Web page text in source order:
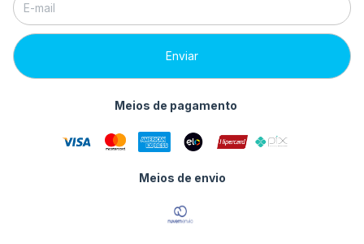
Meios de pagamento
Meios de envio